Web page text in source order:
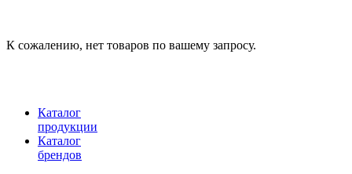
К сожалению, нет товаров по вашему запросу.
Каталог
продукции
Каталог
брендов